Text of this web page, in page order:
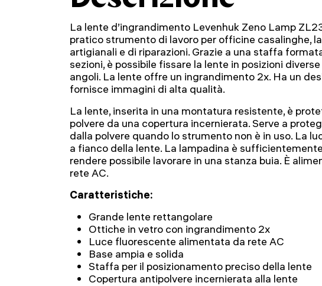
La lente d’ingrandimento Levenhuk Zeno Lamp
pratico strumento di lavoro per officine casalinghe,
artigianali e di riparazioni. Grazie a una staffa
sezioni, è possibile fissare la lente in posizioni
angoli. La lente offre un ingrandimento 2x. Ha un
fornisce immagini di alta qualità.
La lente, inserita in una montatura resistente, è
polvere da una copertura incernierata. Serve a
dalla polvere quando lo strumento non è in uso. La
a fianco della lente. La lampadina è
rendere possibile lavorare in una stanza buia. È
rete AC.
Caratteristiche:
Grande lente rettangolare
Ottiche in vetro con ingrandimento 2x
Luce fluorescente alimentata da rete AC
Base ampia e solida
Staffa per il posizionamento preciso della lente
Copertura antipolvere incernierata alla lente